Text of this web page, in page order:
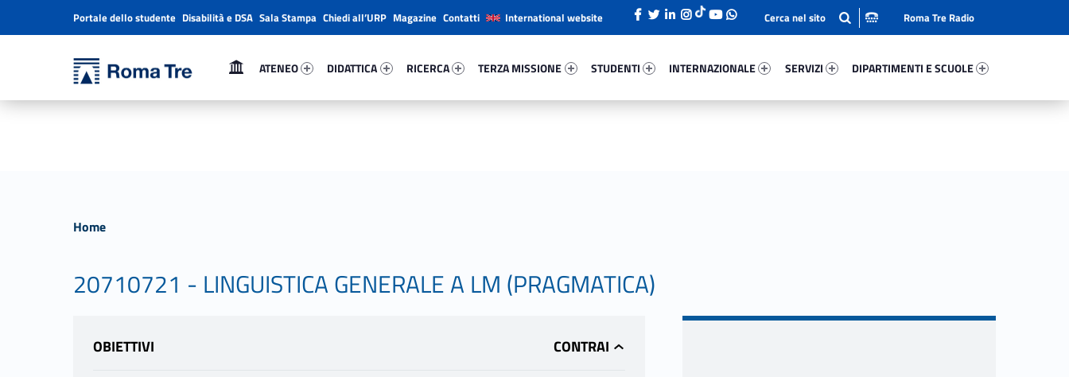
Università Roma Tre Primary Menu
ATENEO
DIDATTICA
RICERCA
TERZA MISSIONE
STUDENTI
INTERNAZIONALE
SERVIZI
DIPARTIMENTI E SCUOLE
Header info sidebar
Portale dello studente Disabilità e DSA Sala Stampa Chiedi all’URP Magazine Contatti International website Roma Tre Radio
Home
20710721 - LINGUISTICA GENERALE A LM (PRAGMATICA)
OBIETTIVI